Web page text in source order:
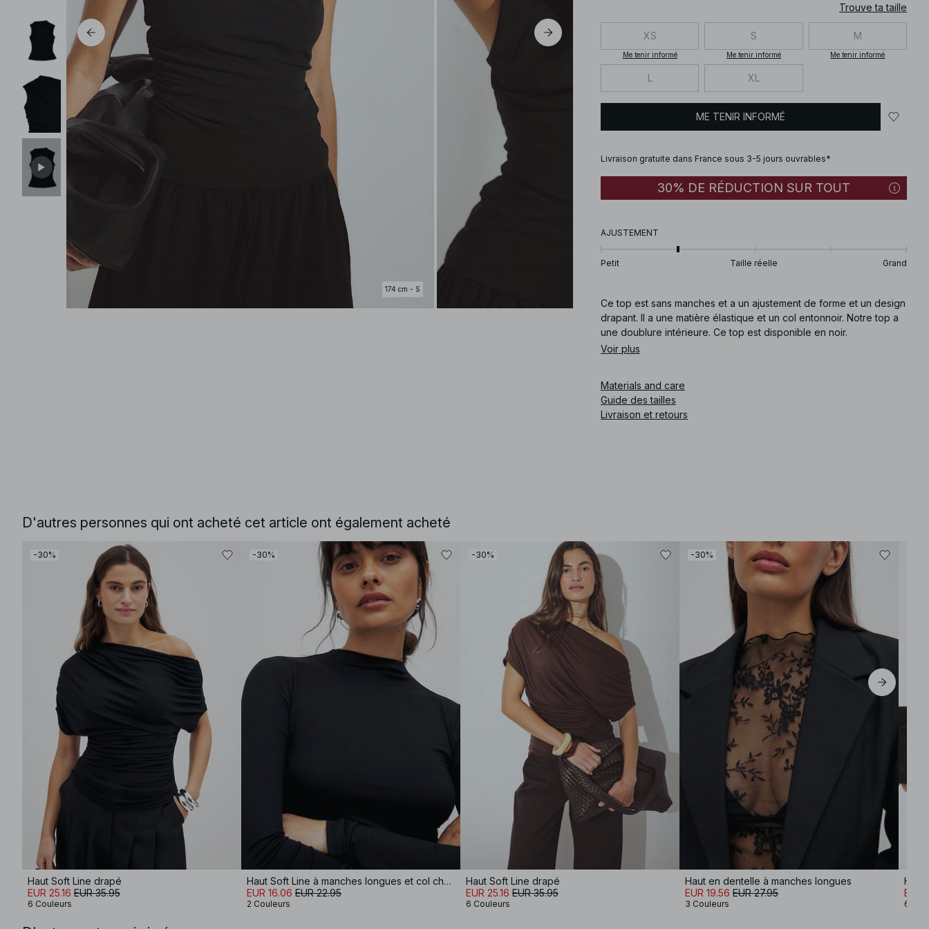
174 cm - S
Trouve ta taille
XS
Me tenir informé
S
Me tenir informé
M
Me tenir informé
L XL
ME TENIR INFORMÉ
Livraison gratuite dans France sous 3-5 jours ouvrables*
30% DE RÉDUCTION SUR TOUT
AJUSTEMENT
Petit Taille réelle Grand
Ce top est sans manches et a un ajustement de forme et un design
drapant. Il a une matière élastique et un col entonnoir. Notre top a
une doublure intérieure. Ce top est disponible en noir.
Voir plus
Materials and care
Guide des tailles
Livraison et retours
D'autres personnes qui ont acheté cet article ont également acheté
-30%
Haut Soft Line drapé
EUR 25.16 EUR 35.95
6 Couleurs
-30%
Haut Soft Line à manches longues et col cheminée
EUR 16.06 EUR 22.95
2 Couleurs
-30%
Haut Soft Line drapé
EUR 25.16 EUR 35.95
6 Couleurs
-30%
Haut en dentelle à manches longues
EUR 19.56 EUR 27.95
3 Couleurs
Haut
EUR
6